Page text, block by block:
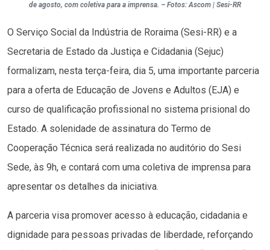
de agosto, com coletiva para a imprensa. – Fotos: Ascom | Sesi-RR
O Serviço Social da Indústria de Roraima (Sesi-RR) e a
Secretaria de Estado da Justiça e Cidadania (Sejuc)
formalizam, nesta terça-feira, dia 5, uma importante parceria
para a oferta de Educação de Jovens e Adultos (EJA) e
curso de qualificação profissional no sistema prisional do
Estado. A solenidade de assinatura do Termo de
Cooperação Técnica será realizada no auditório do Sesi
Sede, às 9h, e contará com uma coletiva de imprensa para
apresentar os detalhes da iniciativa.
A parceria visa promover acesso à educação, cidadania e
dignidade para pessoas privadas de liberdade, reforçando